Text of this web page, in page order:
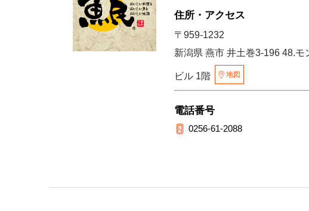
住所・アクセス
〒959-1232
新潟県 燕市 井土巻3-196 48.モ
ビル 1階 地図
電話番号
0256-61-2088